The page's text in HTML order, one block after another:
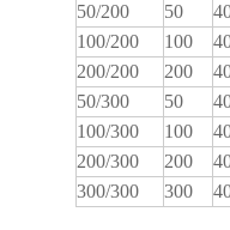
50/200
50
100/200
100
200/200
200
50/300
50
100/300
100
200/300
200
300/300
300